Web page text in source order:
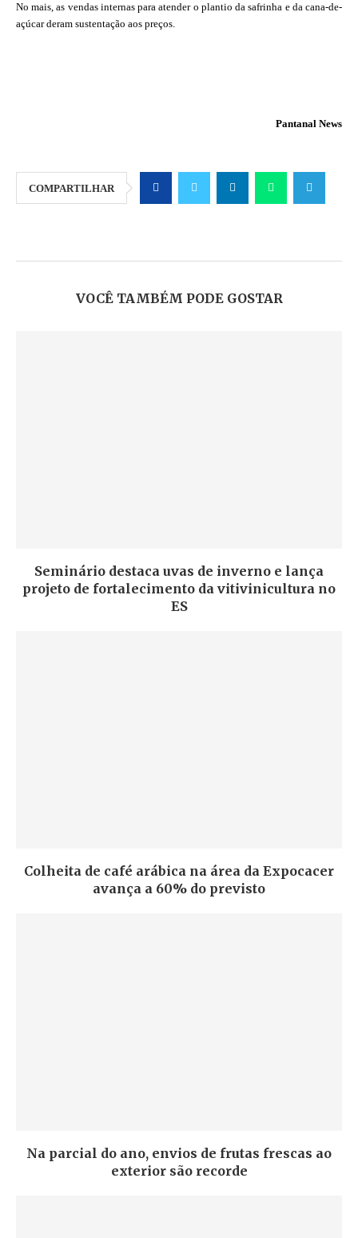
No mais, as vendas internas para atender o plantio da safrinha e da cana-de-
açúcar deram sustentação aos preços.
Pantanal News
COMPARTILHAR
VOCÊ TAMBÉM PODE GOSTAR
Seminário destaca uvas de inverno e lança
projeto de fortalecimento da vitivinicultura no
ES
Colheita de café arábica na área da Expocacer
avança a 60% do previsto
Na parcial do ano, envios de frutas frescas ao
exterior são recorde